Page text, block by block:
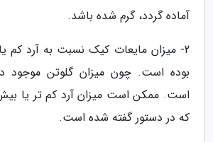
آماده گردد، گرم شده باشد.
2- میزان مایعات کیک نسبت به آرد کم
بوده است. چون میزان گلوتن موجود
است. ممکن است میزان آرد کم تر یا
که در دستور گفته شده است.